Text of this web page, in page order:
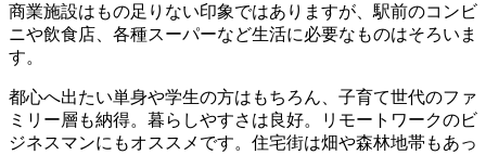
商業施設はもの足りない印象ではありますが、駅前のコンビ
ニや飲食店、各種スーパーなど生活に必要なものはそろいま
す。
都心へ出たい単身や学生の方はもちろん、子育て世代のファ
ミリー層も納得。暮らしやすさは良好。リモートワークのビ
ジネスマンにもオススメです。住宅街は畑や森林地帯もあっ